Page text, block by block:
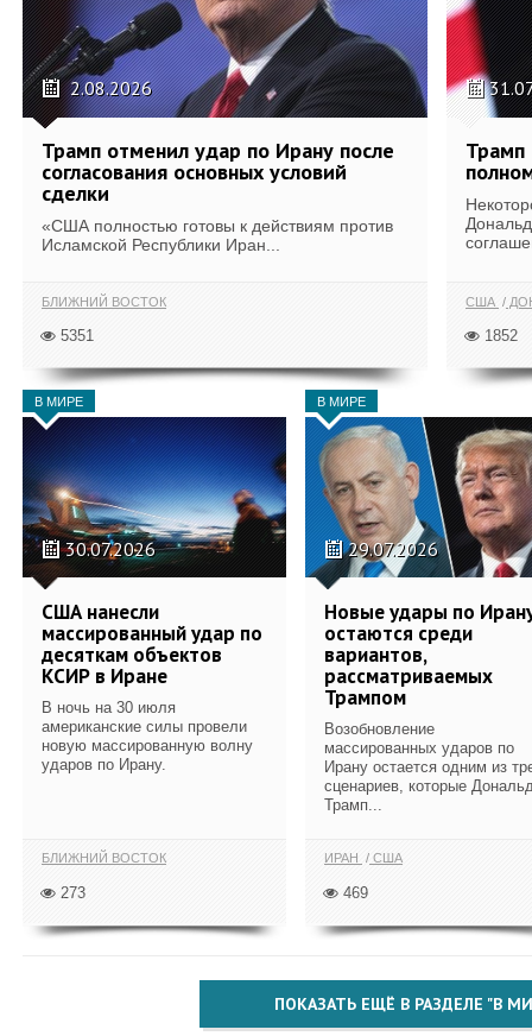
2.08.2026
Трамп отменил удар по Ирану после
согласования основных условий
сделки
«США полностью готовы к действиям против
Исламской Республики Иран...
БЛИЖНИЙ ВОСТОК
5351
Трамп
США
1852
В МИРЕ
30.07.2026
США нанесли
массированный удар по
десяткам объектов
КСИР в Иране
В ночь на 30 июля
американские силы провели
новую массированную волну
ударов по Ирану.
БЛИЖНИЙ ВОСТОК
273
В МИРЕ
29.07.2026
Новые удары по
остаются среди
вариантов,
рассматриваемых
Трампом
Возобновление
массированных ударов по
Ирану остается одним из
сценариев, которые
Трамп...
ИРАН США
469
ПОКАЗАТЬ ЕЩЁ В РАЗДЕЛЕ "В